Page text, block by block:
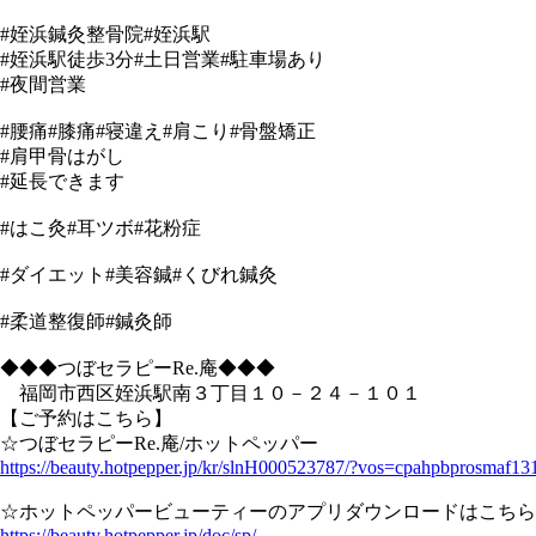
#姪浜鍼灸整骨院#姪浜駅
#姪浜駅徒歩3分#土日営業#駐車場あり
#夜間営業
#腰痛#膝痛#寝違え#肩こり#骨盤矯正
#肩甲骨はがし
#延長できます
#はこ灸#耳ツボ#花粉症
#ダイエット#美容鍼#くびれ鍼灸
#柔道整復師#鍼灸師
◆◆◆つぼセラピーRe.庵◆◆◆
福岡市西区姪浜駅南３丁目１０－２４－１０１
【ご予約はこちら】
☆つぼセラピーRe.庵/ホットペッパー
https://beauty.hotpepper.jp/kr/slnH000523787/
☆ホットペッパービューティーのアプリダウンロードはこちら